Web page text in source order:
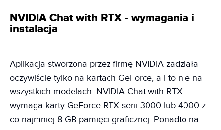
NVIDIA Chat with RTX - wymagania i
instalacja
Aplikacja stworzona przez firmę NVIDIA zadziała
oczywiście tylko na kartach GeForce, a i to nie na
wszystkich modelach. NVIDIA Chat with RTX
wymaga karty GeForce RTX serii 3000 lub 4000 z
co najmniej 8 GB pamięci graficznej. Ponadto na